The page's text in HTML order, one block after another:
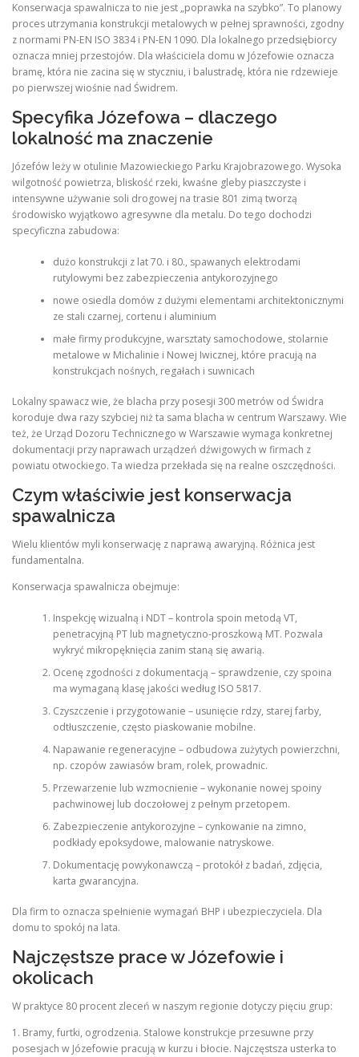
Konserwacja spawalnicza to nie jest „poprawka na szybko”. To planowy
proces utrzymania konstrukcji metalowych w pełnej sprawności, zgodny
z normami PN-EN ISO 3834 i PN-EN 1090. Dla lokalnego przedsiębiorcy
oznacza mniej przestojów. Dla właściciela domu w Józefowie oznacza
bramę, która nie zacina się w styczniu, i balustradę, która nie rdzewieje
po pierwszej wiośnie nad Świdrem.
Specyfika Józefowa – dlaczego
lokalność ma znaczenie
Józefów leży w otulinie Mazowieckiego Parku Krajobrazowego. Wysoka
wilgotność powietrza, bliskość rzeki, kwaśne gleby piaszczyste i
intensywne używanie soli drogowej na trasie 801 zimą tworzą
środowisko wyjątkowo agresywne dla metalu. Do tego dochodzi
specyficzna zabudowa:
dużo konstrukcji z lat 70. i 80., spawanych elektrodami
rutylowymi bez zabezpieczenia antykorozyjnego
nowe osiedla domów z dużymi elementami architektonicznymi
ze stali czarnej, cortenu i aluminium
małe firmy produkcyjne, warsztaty samochodowe, stolarnie
metalowe w Michalinie i Nowej Iwicznej, które pracują na
konstrukcjach nośnych, regałach i suwnicach
Lokalny spawacz wie, że blacha przy posesji 300 metrów od Świdra
koroduje dwa razy szybciej niż ta sama blacha w centrum Warszawy. Wie
też, że Urząd Dozoru Technicznego w Warszawie wymaga konkretnej
dokumentacji przy naprawach urządzeń dźwigowych w firmach z
powiatu otwockiego. Ta wiedza przekłada się na realne oszczędności.
Czym właściwie jest konserwacja
spawalnicza
Wielu klientów myli konserwację z naprawą awaryjną. Różnica jest
fundamentalna.
Konserwacja spawalnicza obejmuje:
Inspekcję wizualną i NDT – kontrola spoin metodą VT,
penetracyjną PT lub magnetyczno-proszkową MT. Pozwala
wykryć mikropęknięcia zanim staną się awarią.
Ocenę zgodności z dokumentacją – sprawdzenie, czy spoina
ma wymaganą klasę jakości według ISO 5817.
Czyszczenie i przygotowanie – usunięcie rdzy, starej farby,
odtłuszczenie, często piaskowanie mobilne.
Napawanie regeneracyjne – odbudowa zużytych powierzchni,
np. czopów zawiasów bram, rolek, prowadnic.
Przewarzenie lub wzmocnienie – wykonanie nowej spoiny
pachwinowej lub doczołowej z pełnym przetopem.
Zabezpieczenie antykorozyjne – cynkowanie na zimno,
podkłady epoksydowe, malowanie natryskowe.
Dokumentację powykonawczą – protokół z badań, zdjęcia,
karta gwarancyjna.
Dla firm to oznacza spełnienie wymagań BHP i ubezpieczyciela. Dla
domu to spokój na lata.
Najczęstsze prace w Józefowie i
okolicach
W praktyce 80 procent zleceń w naszym regionie dotyczy pięciu grup:
1. Bramy, furtki, ogrodzenia. Stalowe konstrukcje przesuwne przy
posesjach w Józefowie pracują w kurzu i błocie. Najczęstsza usterka to